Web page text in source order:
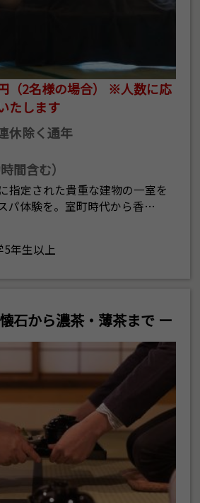
（2名様の場合） ※人数に応
たします
休除く通年
間含む）
指定された貴重な建物の一室を
パ体験を。室町時代から香…
5年生以上
石から濃茶・薄茶まで ー